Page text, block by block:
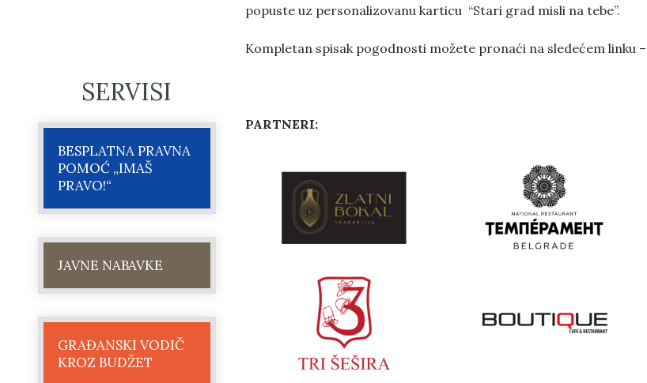
SERVISI
BESPLATNA PRAVNA
POMOĆ „IMAŠ
PRAVO!“
JAVNE NABAVKE
GRAĐANSKI VODIČ
KROZ BUDŽET
popuste uz personalizovanu karticu “Stari grad misli na tebe”.
Kompletan spisak pogodnosti možete pronaći na sledećem linku –
PARTNERI: